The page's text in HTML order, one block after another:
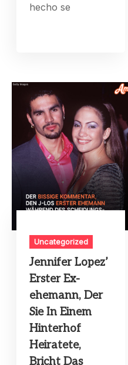
hecho se
Uncategorized
Jennifer Lopez’
Erster Ex-
ehemann, Der
Sie In Einem
Hinterhof
Heiratete,
Bricht Das